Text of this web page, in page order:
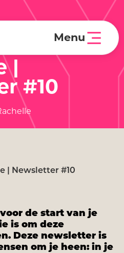
Menu
|
#10
| Newsletter #10
de start van je
is om deze
Deze newsletter is
om je heen: in je